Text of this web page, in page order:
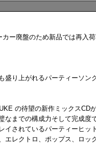
カー廃盤のため新品では再入
盛り上がれるパーティーソン
の待望の新作ミックスCD
なまでの構成力そして完成度
イされているパーティーヒッ
エレクトロ、ポップス、ロッ